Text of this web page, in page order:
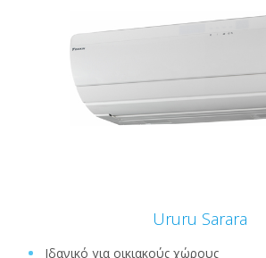
Ururu Sarara
Ιδανικό για οικιακούς χώρους